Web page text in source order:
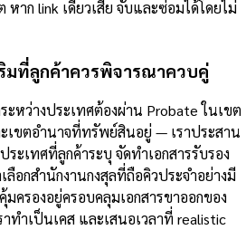
าก link เดียวเสีย จับและซ่อมได้โดยไม่
ริมที่ลูกค้าควรพิจารณาควบคู่
ะหว่างประเทศต้องผ่าน Probate ในเขต
เขตอำนาจที่ทรัพย์สินอยู่ — เราประสาน
ะเทศที่ลูกค้าระบุ จัดทำเอกสารรับรอง
อกสำนักงานกงสุลที่ถือคิวประจำอย่างมี
ครองอยู่ครอบคลุมเอกสารขาออกของ
ทำเป็นเคส และเสนอเวลาที่ realistic